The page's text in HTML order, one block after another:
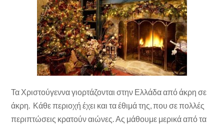
Τα Χριστούγεννα γιορτάζονται στην Ελλάδα από άκρη σε
άκρη. Κάθε περιοχή έχει και τα έθιμά της, που σε πολλές
περιπτώσεις κρατούν αιώνες. Ας μάθουμε μερικά από τα